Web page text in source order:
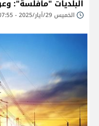
البلديات "مأفلسة":
الخميس 29/أيار/2025 - 07:55 ص